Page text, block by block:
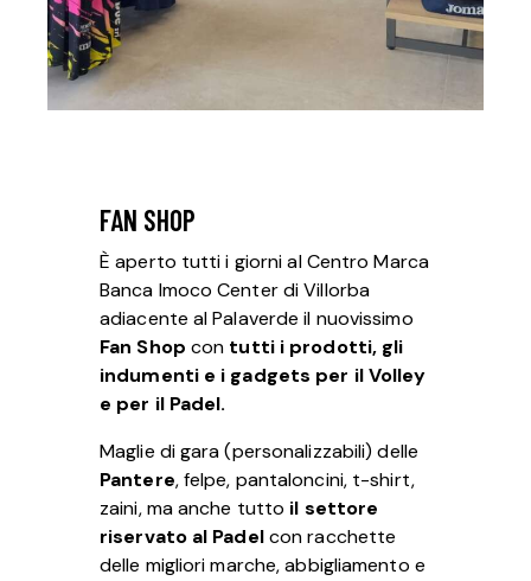
FAN SHOP
È aperto tutti i giorni al Centro Marca
Banca Imoco Center di Villorba
adiacente al Palaverde il nuovissimo
Fan Shop con tutti i prodotti, gli
indumenti e i gadgets per il Volley
e per il Padel.
Maglie di gara (personalizzabili) delle
Pantere, felpe, pantaloncini, t-shirt,
zaini, ma anche tutto il settore
riservato al Padelcon racchette
delle migliori marche, abbigliamento e